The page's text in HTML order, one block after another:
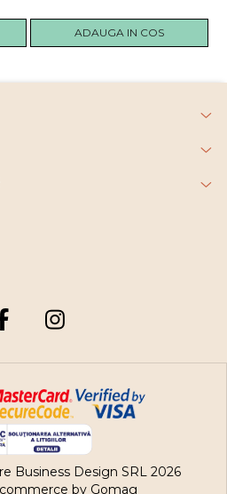
ADAUGA IN COS
Business Design SRL 2026
by Gomag